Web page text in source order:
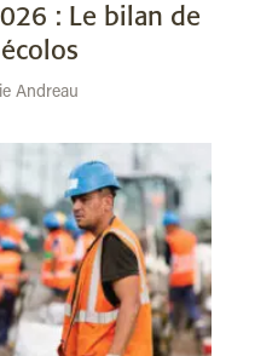
: Le bilan de
Andreau